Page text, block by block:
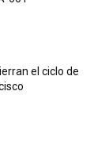
el ciclo de